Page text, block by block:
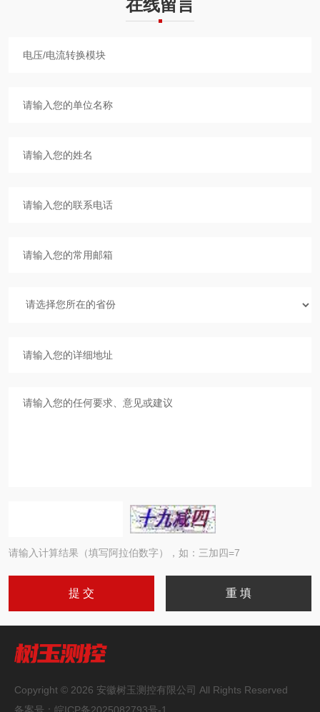
在线留言
请输入计算结果（填写阿拉伯数字），如：三加四=7
Copyright © 2026 安徽树玉测控有限公司 All Rights Reserved